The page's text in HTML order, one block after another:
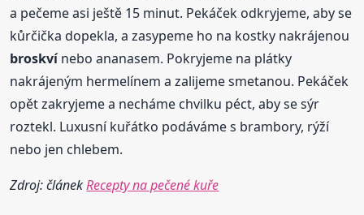
a pečeme asi ještě 15 minut. Pekáček odkryjeme, aby se
kůrčička dopekla, a zasypeme ho na kostky nakrájenou
broskvínebo ananasem. Pokryjeme na plátky
nakrájeným hermelínem a zalijeme smetanou. Pekáček
opět zakryjeme a necháme chvilku péct, aby se sýr
roztekl. Luxusní kuřátko podáváme s brambory, rýží
nebo jen chlebem.
Zdroj: článekRecepty na pečené kuře